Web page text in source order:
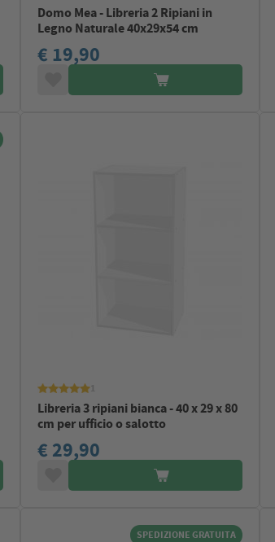
Domo Mea - Libreria 2 Ripiani in
Legno Naturale 40x29x54 cm
€ 19,90
Libreria 3 ripiani bianca - 40 x 29 x 80
cm per ufficio o salotto
€ 29,90
SPEDIZIONE GRATUITA